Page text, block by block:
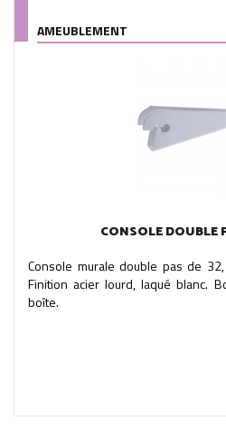
AMEUBLEMENT
CONSOLE DOUBLE
Console murale double pas de
Finition acier lourd, laqué blanc.
boîte.